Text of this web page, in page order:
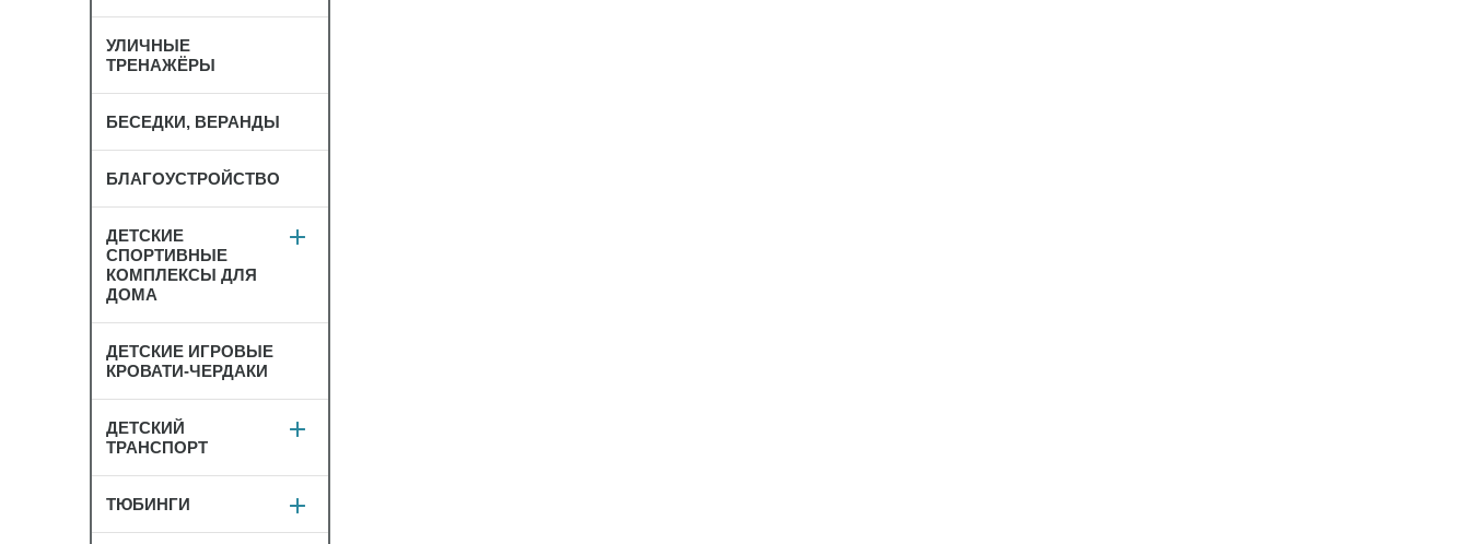
УЛИЧНЫЕ
ТРЕНАЖЁРЫ
БЕСЕДКИ, ВЕРАНДЫ
БЛАГОУСТРОЙСТВО
ДЕТСКИЕ
СПОРТИВНЫЕ
КОМПЛЕКСЫ ДЛЯ
ДОМА
ДЕТСКИЕ ИГРОВЫЕ
КРОВАТИ-ЧЕРДАКИ
ДЕТСКИЙ
ТРАНСПОРТ
ТЮБИНГИ